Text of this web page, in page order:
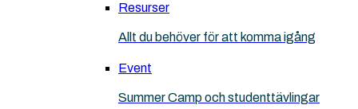
Resurser
Allt du behöver för att komma igång
Event
Summer Camp och studenttävlingar